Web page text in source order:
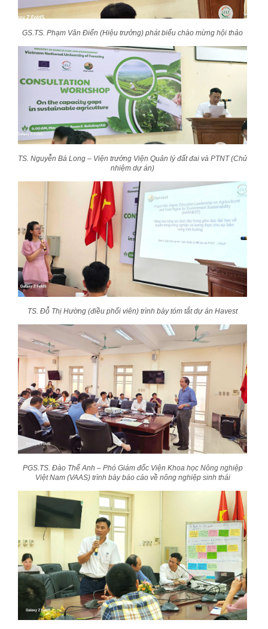
GS.TS. Phạm Văn Điển (Hiệu trưởng) phát biểu chào mừng hội thảo
TS. Nguyễn Bá Long – Viện trưởng Viện Quản lý đất đai và PTNT (Chủ
nhiệm dự án)
TS. Đỗ Thị Hường (điều phối viên) trình bày tóm tắt dự án Havest
PGS.TS. Đào Thế Anh – Phó Giám đốc Viện Khoa học Nông nghiệp
Việt Nam (VAAS) trình bày báo cáo về nông nghiệp sinh thái